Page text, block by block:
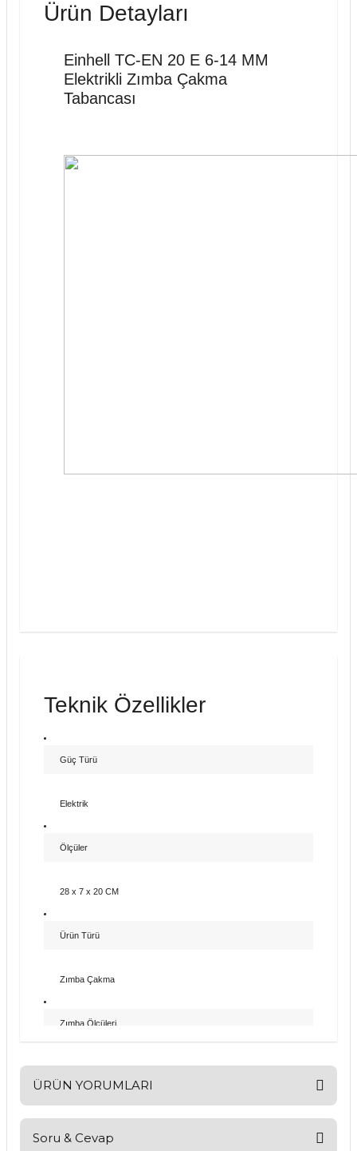
Ürün Detayları
Einhell TC-EN 20 E 6-14 MM
Elektrikli Zımba Çakma
Tabancası
Teknik Özellikler
Güç Türü
Elektrik
Ölçüler
28 x 7 x 20 CM
Ürün Türü
Zımba Çakma
Zımba Ölçüleri
6 - 14 MM
ÜRÜN YORUMLARI
Bu ürüne ilk yorumu siz yapın!
Soru & Cevap